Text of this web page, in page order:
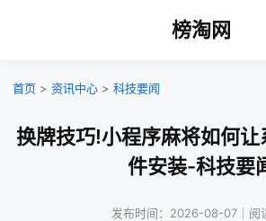
榜淘网
首页 > 资讯中心 > 科技要闻
换牌技巧!小程序麻将如何让
件安装-科技要
发布时间：2026-08-07｜阅